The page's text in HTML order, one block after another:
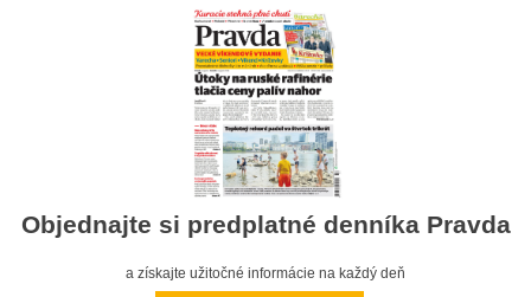
Objednajte si predplatné denníka Pravda
a získajte užitočné informácie na každý deň